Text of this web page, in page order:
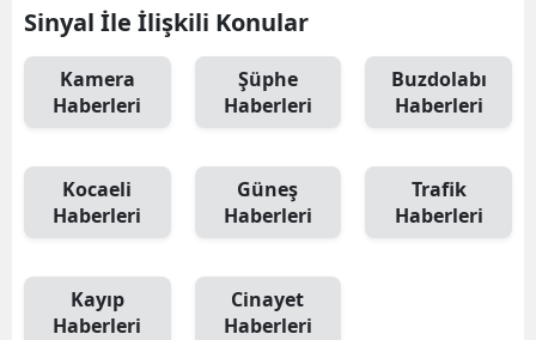
Sinyal İle İlişkili Konular
Kamera
Haberleri
Şüphe
Haberleri
Buzdolabı
Haberleri
Kocaeli
Haberleri
Güneş
Haberleri
Trafik
Haberleri
Kayıp
Haberleri
Cinayet
Haberleri